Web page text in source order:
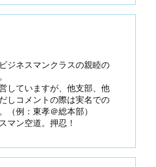
ジネスマンクラスの親睦の
していますが、他支部、他
しコメントの際は実名での
（例：東孝＠総本部）
マン空道。押忍！